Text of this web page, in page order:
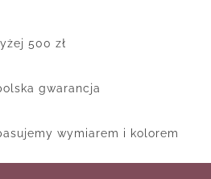
500 zł
gwarancja
wymiarem i kolorem